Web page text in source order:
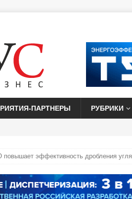
ПАРТНЕРЫ РУБРИКИ
эффективность дробления угля